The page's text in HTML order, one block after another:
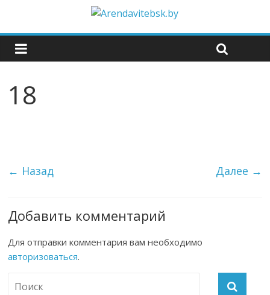
18
← Назад Далее →
Добавить комментарий
Для отправки комментария вам необходимо
авторизоваться.